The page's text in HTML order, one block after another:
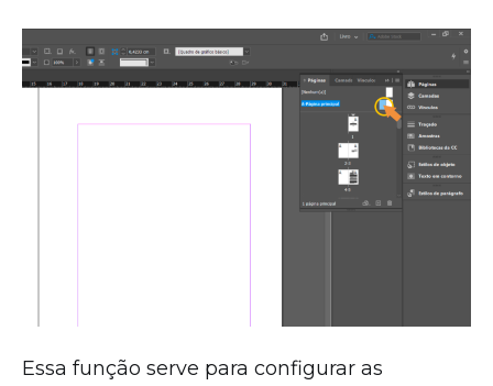
Essa função serve para configurar as